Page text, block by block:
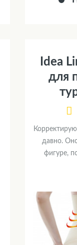
Idea
для
давно.
фигуре,